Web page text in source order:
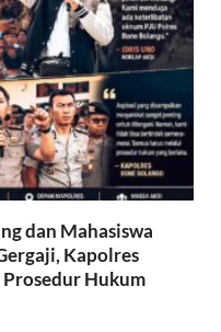
dan Mahasiswa
Kapolres
Prosedur Hukum